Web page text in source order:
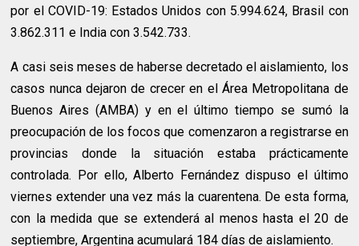
por el COVID-19: Estados Unidos con 5.994.624, Brasil con
3.862.311 e India con 3.542.733.
A casi seis meses de haberse decretado el aislamiento, los
casos nunca dejaron de crecer en el Área Metropolitana de
Buenos Aires (AMBA) y en el último tiempo se sumó la
preocupación de los focos que comenzaron a registrarse en
provincias donde la situación estaba prácticamente
controlada. Por ello, Alberto Fernández dispuso el último
viernes extender una vez más la cuarentena. De esta forma,
con la medida que se extenderá al menos hasta el 20 de
septiembre, Argentina acumulará 184 días de aislamiento.